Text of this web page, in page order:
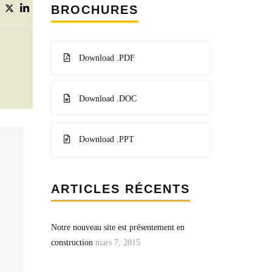
BROCHURES
Download .PDF
Download .DOC
Download .PPT
ARTICLES RÉCENTS
Notre nouveau site est présentement en
construction mars 7, 2015